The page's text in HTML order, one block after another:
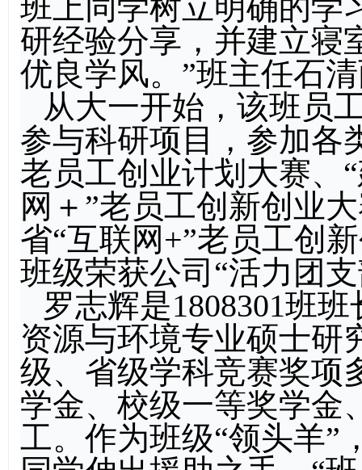
班上同学树立明确的学
研经验分享，并建立寝
优良学风。”班主任石
从大一开始，该班员
参与科研项目，参加各
老员工创业计划大赛、
网＋”老员工创新创业
省“互联网+”老员工创
班级荣获公司“活力团
罗志辉是1808301班
资源与环境专业硕士研
级、省级学科竞赛奖项
学金、校级一等奖学金
工。作为班级“领头羊”